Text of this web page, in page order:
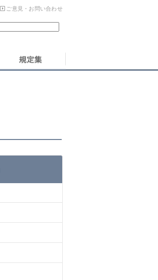
ご意見・お問い合わせ